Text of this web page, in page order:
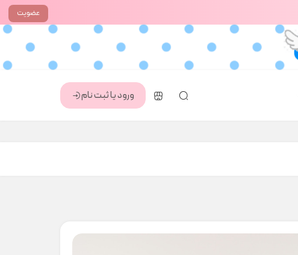
عضویت
ورود یا ثبت نام